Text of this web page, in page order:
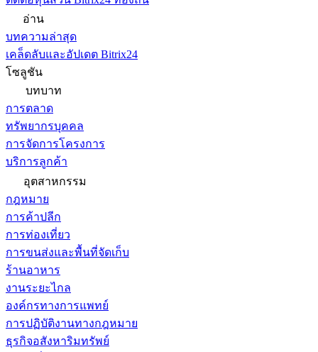
อ่าน
บทความล่าสุด
เคล็ดลับและอัปเดต Bitrix24
โซลูชัน
บทบาท
การตลาด
ทรัพยากรบุคคล
การจัดการโครงการ
บริการลูกค้า
อุตสาหกรรม
กฎหมาย
การค้าปลีก
การท่องเที่ยว
การขนส่งและพื้นที่จัดเก็บ
ร้านอาหาร
งานระยะไกล
องค์กรทางการแพทย์
การปฏิบัติงานทางกฎหมาย
ธุรกิจอสังหาริมทรัพย์